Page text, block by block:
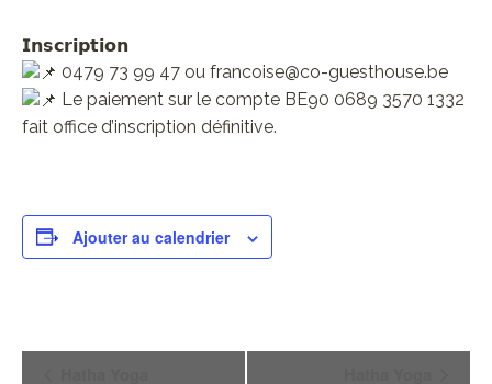
𝗜𝗻𝘀𝗰𝗿𝗶𝗽𝘁𝗶𝗼𝗻
0479 73 99 47 ou francoise@co-guesthouse.be
Le paiement sur le compte BE90 0689 3570 1332
fait office d’inscription définitive.
Ajouter au calendrier